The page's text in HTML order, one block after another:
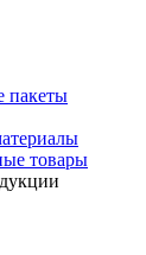
пакеты
товары